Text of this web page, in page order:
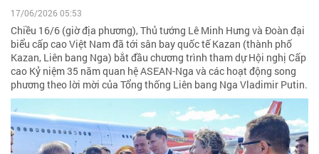
17/06/2026 05:53
Chiều 16/6 (giờ địa phương), Thủ tướng Lê Minh Hưng và Đoàn đại
biểu cấp cao Việt Nam đã tới sân bay quốc tế Kazan (thành phố
Kazan, Liên bang Nga) bắt đầu chương trình tham dự Hội nghị Cấp
cao Kỷ niệm 35 năm quan hệ ASEAN-Nga và các hoạt động song
phương theo lời mời của Tổng thống Liên bang Nga Vladimir Putin.